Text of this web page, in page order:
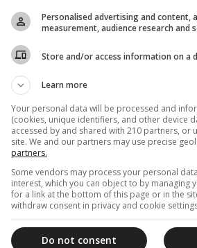
συκοφαντική εκστρατεία
Μώραλη σχετικώς με την
Αρχιεπισκοπής Αυστραλίας”
"Η Ελληνική Δικαιοσύνη αντιμετώπισε
επί μακρόν η κ. Βάσω Μώραλη,
10 Δεκεμβρίου 2013
Εκπληξη από τα σχόλια του
Παπανικολάου
Έκπληξη και απορία προκάλεσε στον
χώρας ο τέως αντιπρόεδρος του
Παπανικολάου να...
Personalised advertising and content,
measurement, audience research and
Store and/or access information on a
Learn more
Your personal data will be processed and
(cookies, unique identifiers, and other device
accessed by and shared with 210 partners, or
site. We and our partners may use precise
partners.
Some vendors may process your personal
interest, which you can object to by managing
for a link at the bottom of this page or in the
withdraw consent in privacy and cookie
Do not consent